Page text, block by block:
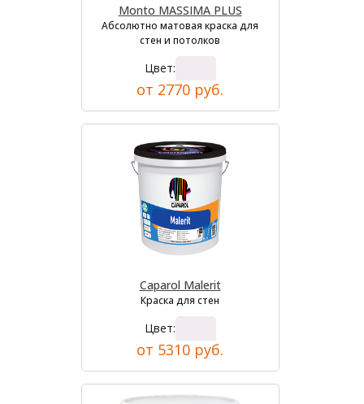
Monto MASSIMA PLUS
Абсолютно матовая краска для
стен и потолков
Цвет:
от 2770 руб.
Caparol Malerit
Краска для стен
Цвет:
от 5310 руб.